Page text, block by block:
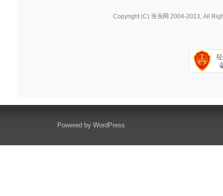
Copyright (C) 当当网 2004-2013, All
Powered by WordPress